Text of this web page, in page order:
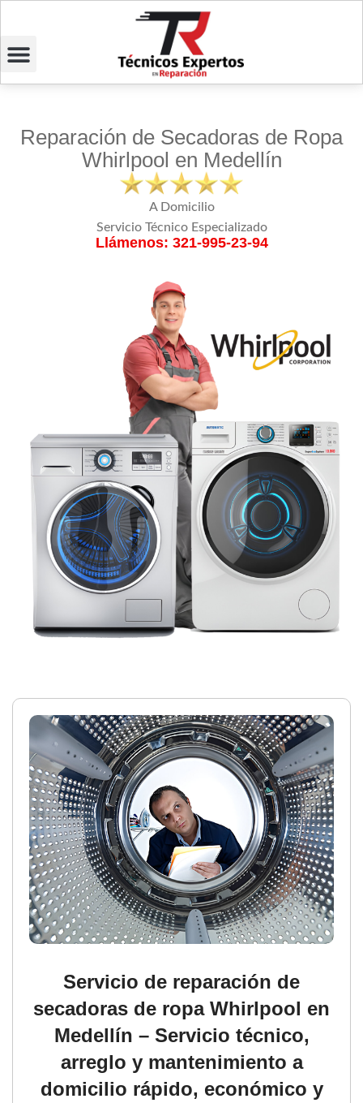
Reparación de Secadoras de Ropa
Whirlpool en Medellín
A Domicilio
Servicio Técnico Especializado
Llámenos: 321-995-23-94
Servicio de reparación de
secadoras de ropa Whirlpool en
Medellín – Servicio técnico,
arreglo y mantenimiento a
domicilio rápido, económico y